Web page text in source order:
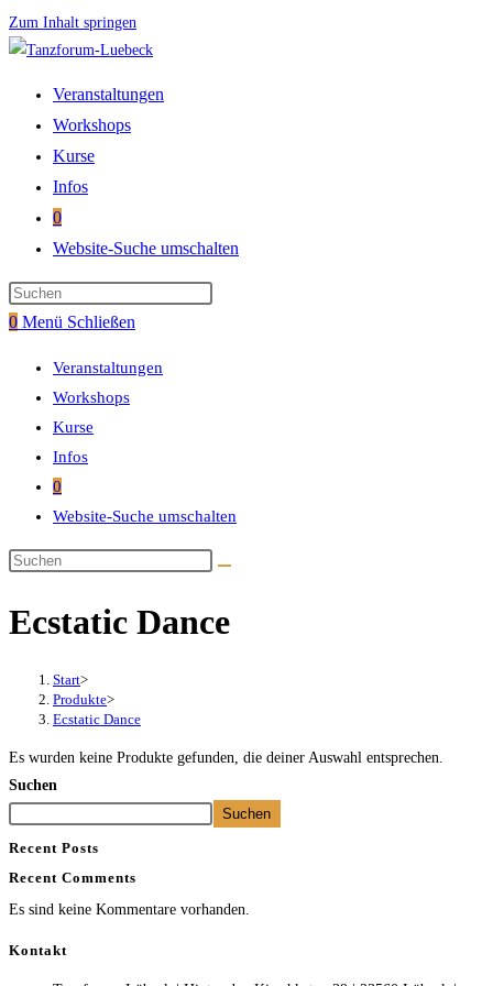
Zum Inhalt springen
Veranstaltungen
Workshops
Kurse
Infos
0
Website-Suche umschalten
0 Menü Schließen
Veranstaltungen
Workshops
Kurse
Infos
0
Website-Suche umschalten
Ecstatic Dance
Start>
Produkte>
Ecstatic Dance
Es wurden keine Produkte gefunden, die deiner Auswahl entsprechen.
Suchen
Suchen
Recent Posts
Recent Comments
Es sind keine Kommentare vorhanden.
Kontakt